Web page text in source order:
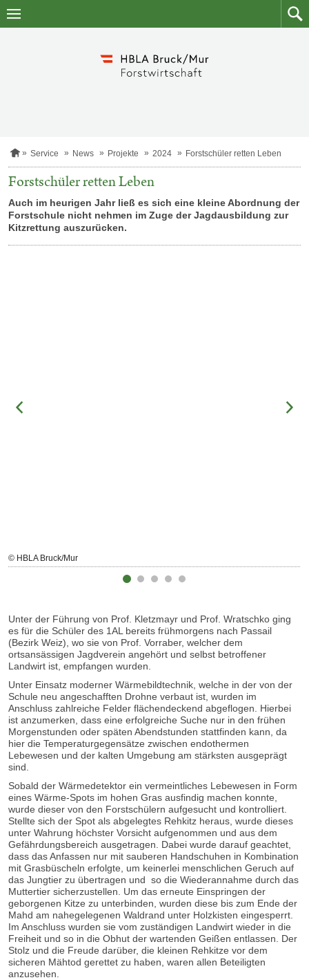
Zum
Zum
S
a
r
s
e
i
Service News Projekte 2024 Forstschüler retten Leben
Forstschüler retten Leben
Auch im heurigen Jahr ließ es sich eine kleine Abordnung der
Forstschule nicht nehmen im Zuge der Jagdausbildung zur
Kitzrettung auszurücken.
© HBLA Bruck/Mur
Unter der Führung von Prof. Kletzmayr und Prof. Wratschko ging
es für die Schüler des 1AL bereits frühmorgens nach Passail
(Bezirk Weiz), wo sie von Prof. Vorraber, welcher dem
ortsansässigen Jagdverein angehört und selbst betroffener
Landwirt ist, empfangen wurden.
Unter Einsatz moderner Wärmebildtechnik, welche in der von der
Schule neu angeschafften Drohne verbaut ist, wurden im
Anschluss zahlreiche Felder flächendeckend abgeflogen. Hierbei
ist anzumerken, dass eine erfolgreiche Suche nur in den frühen
Morgenstunden oder späten Abendstunden stattfinden kann, da
hier die Temperaturgegensätze zwischen endothermen
Lebewesen und der kalten Umgebung am stärksten ausgeprägt
sind.
Sobald der Wärmedetektor ein vermeintliches Lebewesen in Form
eines Wärme-Spots im hohen Gras ausfindig machen konnte,
wurde dieser von den Forstschülern aufgesucht und kontrolliert.
Stellte sich der Spot als abgelegtes Rehkitz heraus, wurde dieses
unter Wahrung höchster Vorsicht aufgenommen und aus dem
Gefährdungsbereich ausgetragen. Dabei wurde darauf geachtet,
dass das Anfassen nur mit sauberen Handschuhen in Kombination
mit Grasbüscheln erfolgte, um keinerlei menschlichen Geruch auf
das Jungtier zu übertragen und so die Wiederannahme durch das
Muttertier sicherzustellen. Um das erneute Einspringen der
geborgenen Kitze zu unterbinden, wurden diese bis zum Ende der
Mahd am nahegelegenen Waldrand unter Holzkisten eingesperrt.
Im Anschluss wurden sie vom zuständigen Landwirt wieder in die
Freiheit und so in die Obhut der wartenden Geißen entlassen. Der
Stolz und die Freude darüber, die kleinen Rehkitze vor dem
sicheren Mähtod gerettet zu haben, waren allen Beteiligten
anzusehen.